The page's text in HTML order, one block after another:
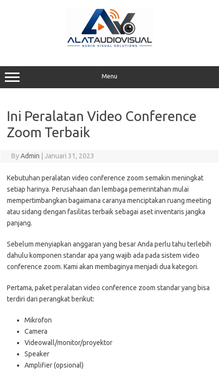
Menu
Ini Peralatan Video Conference
Zoom Terbaik
ByAdmin Januari 31, 2023
Kebutuhan peralatan video conference zoom semakin meningkat
setiap harinya. Perusahaan dan lembaga pemerintahan mulai
mempertimbangkan bagaimana caranya menciptakan ruang meeting
atau sidang dengan fasilitas terbaik sebagai aset inventaris jangka
panjang.
Sebelum menyiapkan anggaran yang besar Anda perlu tahu terlebih
dahulu komponen standar apa yang wajib ada pada sistem video
conference zoom. Kami akan membaginya menjadi dua kategori.
Pertama, paket peralatan video conference zoom standar yang bisa
terdiri dari perangkat berikut:
Mikrofon
Camera
Videowall/monitor/proyektor
Speaker
Amplifier (opsional)